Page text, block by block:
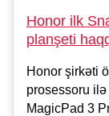
Honor ilk
planşeti
Honor şirkəti
prosessoru
MagicPad 3